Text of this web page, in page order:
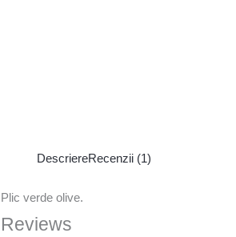
DescriereRecenzii (1)
Plic verde olive.
Reviews